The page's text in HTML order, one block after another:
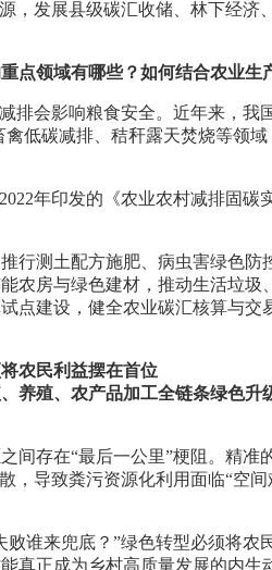
发展县级碳汇收储、林下经
领域有哪些？如何结合农业
会影响粮食安全。近年来，
低碳减排、秸秆露天焚烧等领
年印发的《农业农村减排固
测土配方施肥、病虫害绿色
房与绿色建材，推动生活垃圾
建设，健全农业碳汇核算与
农民利益摆在首位
殖、农产品加工全链条绿色
存在“最后一公里”梗阻。精
导致粪污资源化利用面临“空
来兜底？”绿色转型必须将农
真正成为乡村高质量发展的内生